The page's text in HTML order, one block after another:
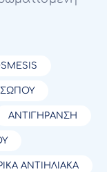
ΑΝΤΙΓΉΡΑΝΣΗ
ΑΝΤΙΗΛΙΑΚΆ